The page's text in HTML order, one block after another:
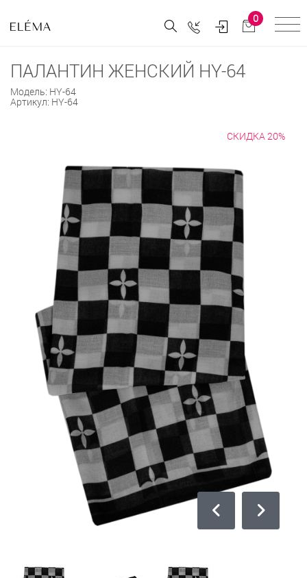
0
ПАЛАНТИН ЖЕНСКИЙ HY-64
Модель: HY-64
Артикул: HY-64
СКИДКА 20%